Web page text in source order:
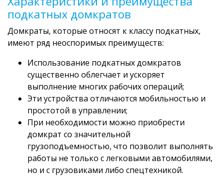
подкатных домкратов
Домкраты, которые относят к классу подкатных,
имеют ряд неоспоримых преимуществ:
Использование подкатных домкратов
существенно облегчает и ускоряет
выполнение многих рабочих операций;
Эти устройства отличаются мобильностью и
простотой в управлении;
При необходимости можно приобрести
домкрат со значительной
грузоподъемностью, что позволит выполнять
работы не только с легковыми автомобилями,
но и с грузовиками либо спецтехникой.